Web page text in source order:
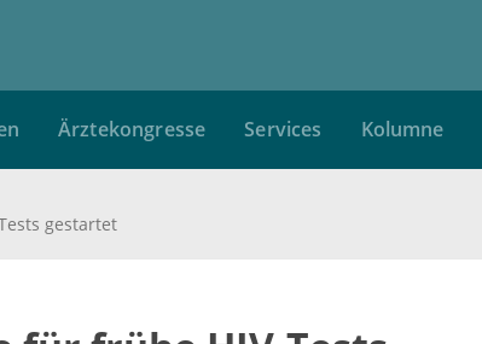
Ärztekongresse Services Kolumne
gestartet